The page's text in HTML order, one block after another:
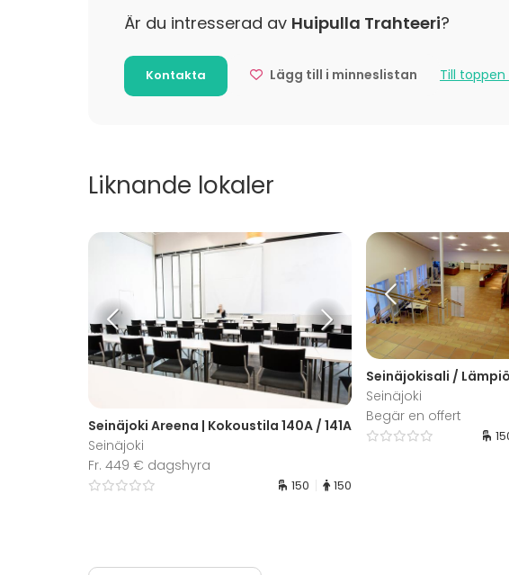
Är du intresserad av Huipulla Trahteeri?
Kontakta Lägg till i minneslistan Till toppen
Liknande lokaler
Seinäjoki Areena | Kokoustila 140A / 141A
Seinäjoki
Fr. 449 € dagshyra
150 150
Seinäjokisali /
Seinäjoki
Begär en offert